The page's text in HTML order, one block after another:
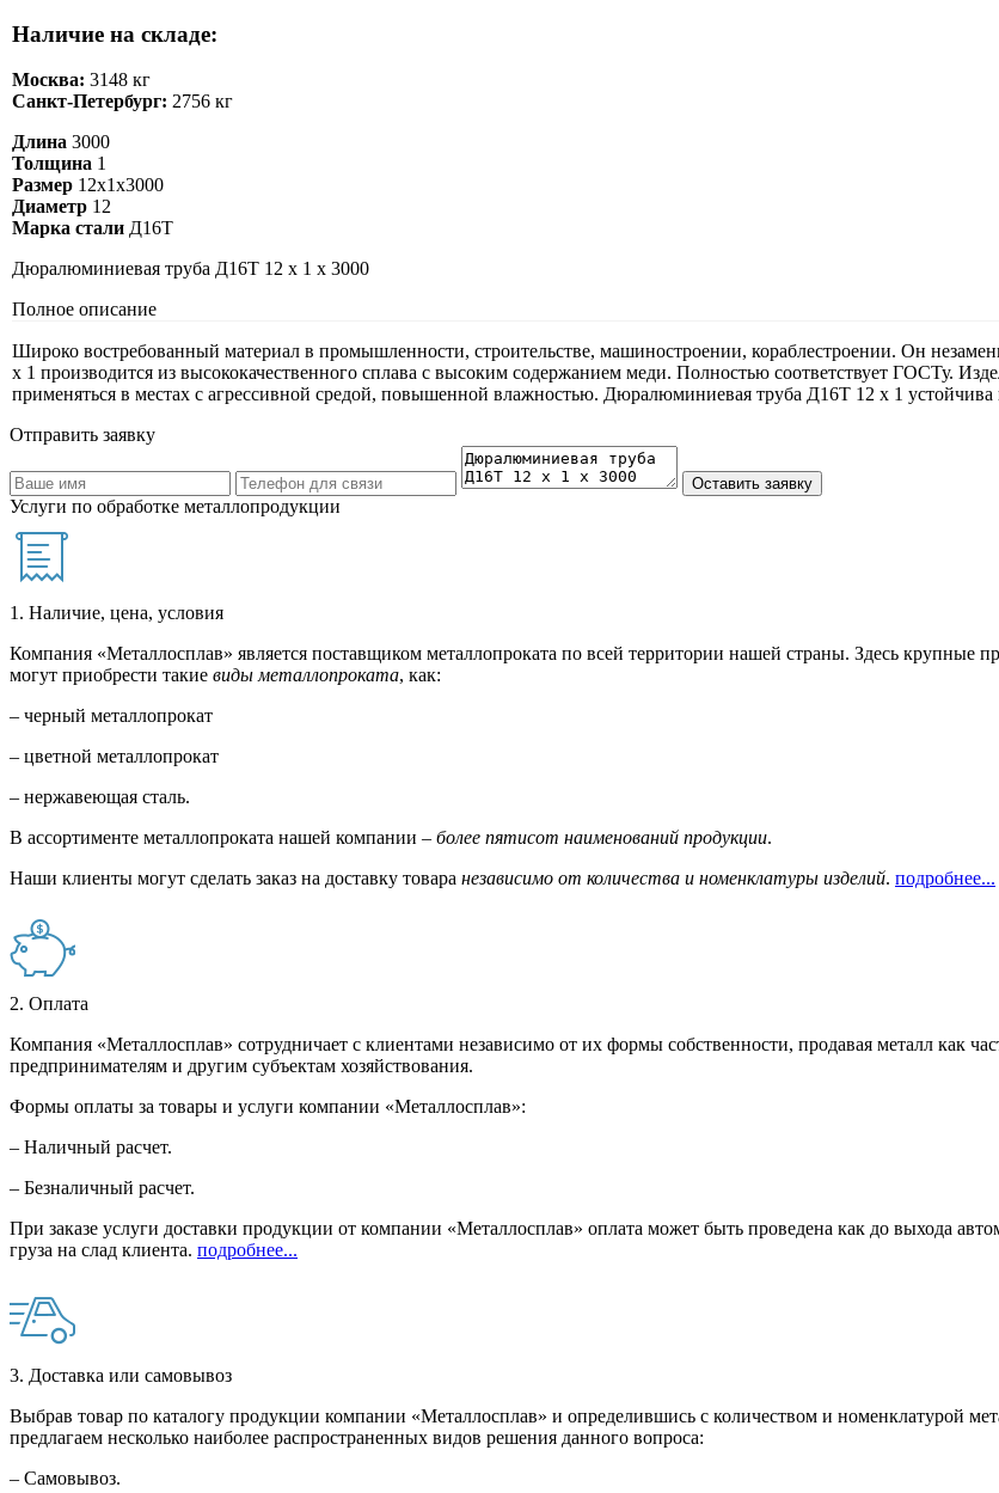
Наличие на складе:
Москва: 3148 кг
Санкт-Петербург: 2756 кг
Длина 3000
Толщина 1
Размер 12х1х3000
Диаметр 12
Марка стали Д16Т
Дюралюминиевая труба Д16Т 12 х 1 х 3000
Полное описание
Широко востребованный материал в промышленности, строительстве, машиностроении, кораблестроении. Он
х 1 производится из высококачественного сплава с высоким содержанием меди. Полностью соответствует ГОСТу.
применяться в местах с агрессивной средой, повышенной влажностью. Дюралюминиевая труба Д16Т 12 х 1
Отправить заявку
Услуги по обработке металлопродукции
1. Наличие, цена, условия
Компания «Металлосплав» является поставщиком металлопроката по всей территории нашей страны. Здесь
могут приобрести такие виды металлопроката, как:
– черный металлопрокат
– цветной металлопрокат
– нержавеющая сталь.
В ассортименте металлопроката нашей компании – более пятисот наименований продукции.
Наши клиенты могут сделать заказ на доставку товара независимо от количества и номенклатуры изделий. подробнее...
2. Оплата
Компания «Металлосплав» сотрудничает с клиентами независимо от их формы собственности, продавая металл как
предпринимателям и другим субъектам хозяйствования.
Формы оплаты за товары и услуги компании «Металлосплав»:
– Наличный расчет.
– Безналичный расчет.
При заказе услуги доставки продукции от компании «Металлосплав» оплата может быть проведена как до выхода
груза на слад клиента. подробнее...
3. Доставка или самовывоз
Выбрав товар по каталогу продукции компании «Металлосплав» и определившись с количеством и номенклатурой
предлагаем несколько наиболее распространенных видов решения данного вопроса:
– Самовывоз.